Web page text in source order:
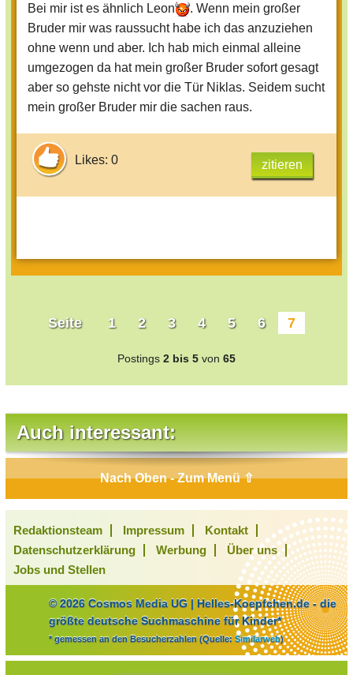
Bei mir ist es ähnlich Leon
. Wenn mein großer
Bruder mir was raussucht habe ich das anzuziehen
ohne wenn und aber. Ich hab mich einmal alleine
umgezogen da hat mein großer Bruder sofort gesagt
aber so gehste nicht vor die Tür Niklas. Seidem sucht
mein großer Bruder mir die sachen raus.
Likes: 0 zitieren
Seite 1 2 3 4 5 6 7
Postings 2 bis 5 von 65
Auch interessant:
Nach Oben - Zum Menü ⇧
Redaktionsteam Impressum
Kontakt
Datenschutzerklärung
Werbung
Über uns
Jobs und Stellen
© 2026 Cosmos Media UG | Helles-Koepfchen.de - die
größte deutsche Suchmaschine für Kinder*
* gemessen an den Besucherzahlen (Quelle: Similarweb)